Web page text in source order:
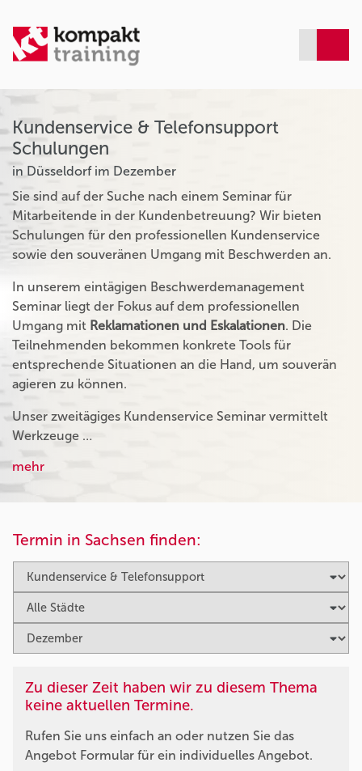
Kundenservice & Telefonsupport
Schulungen
in Düsseldorf im Dezember
Sie sind auf der Suche nach einem Seminar für
Mitarbeitende in der Kundenbetreuung? Wir bieten
Schulungen für den professionellen Kundenservice
sowie den souveränen Umgang mit Beschwerden an.
In unserem eintägigen Beschwerdemanagement
Seminar liegt der Fokus auf dem professionellen
Umgang mit Reklamationen und Eskalationen. Die
Teilnehmenden bekommen konkrete Tools für
entsprechende Situationen an die Hand, um souverän
agieren zu können.
Unser zweitägiges Kundenservice Seminar vermittelt
Werkzeuge …
mehr
Termin in Sachsen finden:
Zu dieser Zeit haben wir zu diesem Thema
keine aktuellen Termine.
Rufen Sie uns einfach an oder nutzen Sie das
Angebot Formular für ein individuelles Angebot.